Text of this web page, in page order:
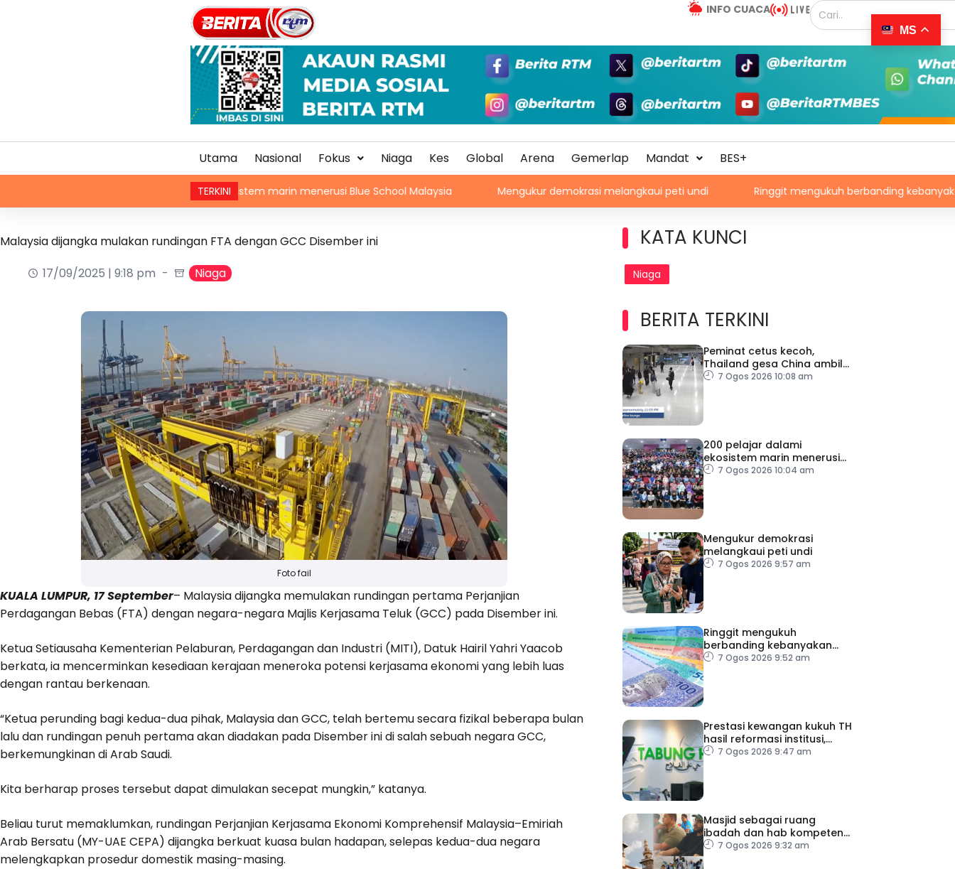
INFO CUACA
Utama Nasional Fokus Niaga Kes Global Arena Gemerlap Mandat BES+
TERKINI
200 pelajar dalami ekosistem marin menerusi Blue School Malaysia Mengukur demokrasi melangkaui peti undi Ringgit mengukuh berbanding kebanyakan mata
Malaysia dijangka mulakan rundingan FTA dengan GCC Disember ini
17/09/2025 | 9:18 pm
Niaga
Foto fail
KUALA LUMPUR, 17 September– Malaysia dijangka memulakan rundingan pertama Perjanjian
Perdagangan Bebas (FTA) dengan negara-negara Majlis Kerjasama Teluk (GCC) pada Disember ini.
Ketua Setiausaha Kementerian Pelaburan, Perdagangan dan Industri (MITI), Datuk Hairil Yahri Yaacob
berkata, ia mencerminkan kesediaan kerajaan meneroka potensi kerjasama ekonomi yang lebih luas
dengan rantau berkenaan.
“Ketua perunding bagi kedua-dua pihak, Malaysia dan GCC, telah bertemu secara fizikal beberapa bulan
lalu dan rundingan penuh pertama akan diadakan pada Disember ini di salah sebuah negara GCC,
berkemungkinan di Arab Saudi.
Kita berharap proses tersebut dapat dimulakan secepat mungkin,” katanya.
Beliau turut memaklumkan, rundingan Perjanjian Kerjasama Ekonomi Komprehensif Malaysia–Emiriah
Arab Bersatu (MY-UAE CEPA) dijangka berkuat kuasa bulan hadapan, selepas kedua-dua negara
melengkapkan prosedur domestik masing-masing.
KATA KUNCI
Niaga
BERITA TERKINI
Peminat cetus kecoh,
Thailand gesa China ambil
tindakan
7 Ogos 2026 10:08 am
200 pelajar dalami
ekosistem marin menerusi
Blue School Malaysia
7 Ogos 2026 10:04 am
Mengukur demokrasi
melangkaui peti undi
7 Ogos 2026 9:57 am
Ringgit mengukuh
berbanding kebanyakan
mata wang utama, stabil
7 Ogos 2026 9:52 am
Prestasi kewangan kukuh TH
hasil reformasi institusi,
pelaksanaan syor RCI –
7 Ogos 2026 9:47 am
Masjid sebagai ruang
ibadah dan hab kompetensi
komuniti
7 Ogos 2026 9:32 am
MS